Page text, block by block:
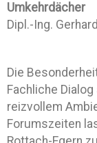
Umkehrdächer
Dipl.-Ing.
Die
Fachliche
reizvollem
Forumszeiten